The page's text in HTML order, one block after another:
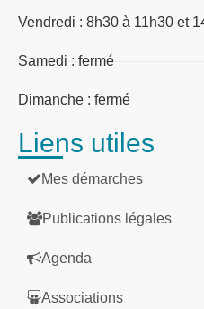
Vendredi : 8h30 à 11h30 et
Samedi : fermé
Dimanche : fermé
Liens utiles
Mes démarches
Publications légales
Agenda
Associations